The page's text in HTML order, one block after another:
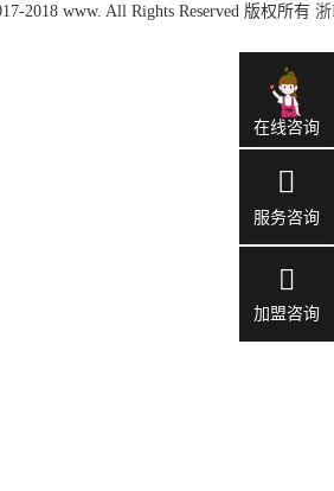
在线咨询
服务咨询
加盟咨询
2018 www. All Rights Reserved 版权所有 浙